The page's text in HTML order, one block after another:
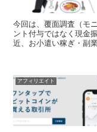
今回は、覆面調査（モ
ント付与ではなく現金
近、お小遣い稼ぎ・副
アフィリエイト